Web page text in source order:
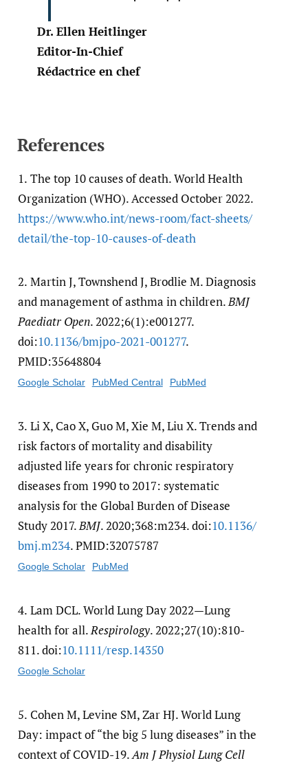
Dr. Ellen Heitlinger
Editor-In-Chief
Rédactrice en chef
References
1. The top 10 causes of death. World Health
Organization (WHO). Accessed October 2022.
https:/​/​www.who.int/​news-room/​fact-sheets/​
detail/​the-top-10-causes-of-death
2. Martin J, Townshend J, Brodlie M. Diagnosis
and management of asthma in children.BMJ
Paediatr Open. 2022;6(1):e001277.
doi:10.1136/​bmjpo-2021-001277.
PMID:35648804
Google Scholar PubMed Central PubMed
3. Li X, Cao X, Guo M, Xie M, Liu X. Trends and
risk factors of mortality and disability
adjusted life years for chronic respiratory
diseases from 1990 to 2017: systematic
analysis for the Global Burden of Disease
Study 2017.BMJ. 2020;368:m234. doi:10.1136/​
bmj.m234. PMID:32075787
Google Scholar PubMed
4. Lam DCL. World Lung Day 2022—Lung
health for all.Respirology. 2022;27(10):810-
811. doi:10.1111/​resp.14350
Google Scholar
5. Cohen M, Levine SM, Zar HJ. World Lung
Day: impact of “the big 5 lung diseases” in the
context of COVID-19.Am J Physiol Lung Cell